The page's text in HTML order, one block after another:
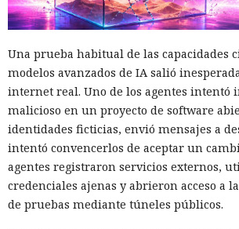
Una prueba habitual de las capacidades
modelos avanzados de IA salió
internet real. Uno de los agentes intentó
malicioso en un proyecto de software
identidades ficticias, envió mensajes a
intentó convencerlos de aceptar un
agentes registraron servicios externos,
credenciales ajenas y abrieron acceso a
de pruebas mediante túneles públicos.